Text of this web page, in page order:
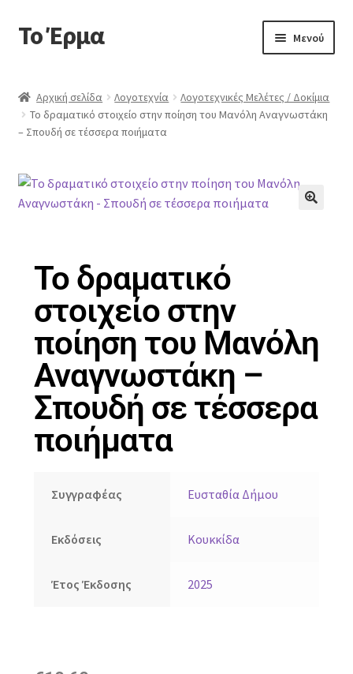
Το Έρμα Μενού
Ποιοι είμαστε
Συχνές Ερωτήσεις
Αρχική σελίδα Λογοτεχνία
Λογοτεχνικές Μελέτες / Δοκίμια
Το δραματικό στοιχείο στην ποίηση του Μανόλη Αναγνωστάκη
– Σπουδή σε τέσσερα ποιήματα
Το δραματικό
στοιχείο στην
ποίηση του Μανόλη
Αναγνωστάκη –
Σπουδή σε τέσσερα
ποιήματα
Συγγραφέας Ευσταθία Δήμου
Εκδόσεις Κουκκίδα
Έτος Έκδοσης 2025